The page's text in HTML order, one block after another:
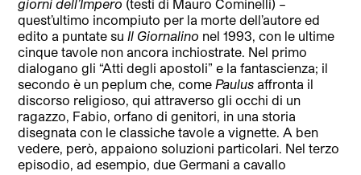
giorni dell’Impero (testi di Mauro Cominelli) –
quest’ultimo incompiuto per la morte dell’autore ed
edito a puntate suIl Giornalino nel 1993, con le ultime
cinque tavole non ancora inchiostrate. Nel primo
dialogano gli “Atti degli apostoli” e la fantascienza; il
secondo è un peplum che, comePaulus affronta il
discorso religioso, qui attraverso gli occhi di un
ragazzo, Fabio, orfano di genitori, in una storia
disegnata con le classiche tavole a vignette. A ben
vedere, però, appaiono soluzioni particolari. Nel terzo
episodio, ad esempio, due Germani a cavallo